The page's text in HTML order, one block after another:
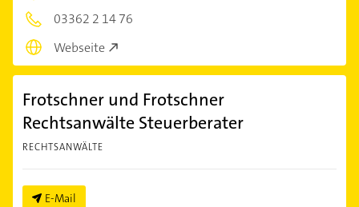
03362 2 14 76
Webseite
Frotschner und Frotschner
Rechtsanwälte Steuerberater
RECHTSANWÄLTE
E-Mail